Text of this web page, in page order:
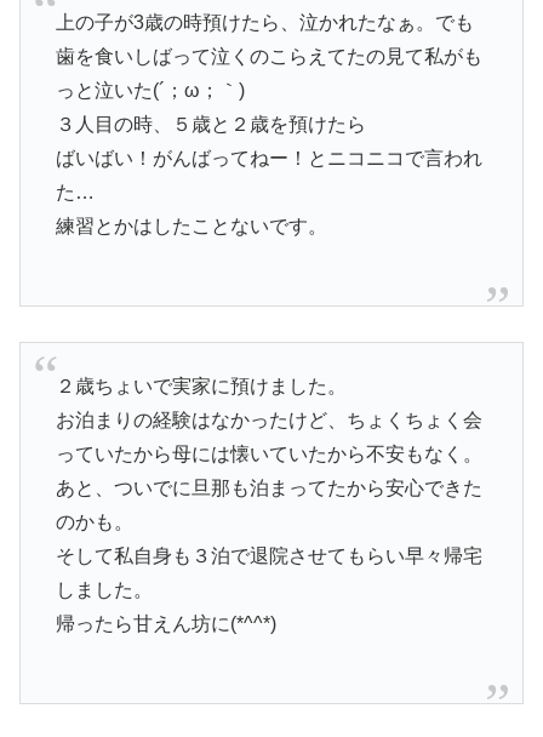
上の子が3歳の時預けたら、泣かれたなぁ。でも
歯を食いしばって泣くのこらえてたの見て私がも
っと泣いた(´；ω；｀)
３人目の時、５歳と２歳を預けたら
ばいばい！がんばってねー！とニコニコで言われ
た…
練習とかはしたことないです。
２歳ちょいで実家に預けました。
お泊まりの経験はなかったけど、ちょくちょく会
っていたから母には懐いていたから不安もなく。
あと、ついでに旦那も泊まってたから安心できた
のかも。
そして私自身も３泊で退院させてもらい早々帰宅
しました。
帰ったら甘えん坊に(*^^*)